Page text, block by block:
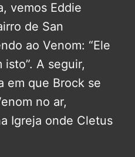
vemos Eddie
de San
ao Venom: “Ele
A seguir,
em que Brock se
no ar,
Igreja onde Cletus